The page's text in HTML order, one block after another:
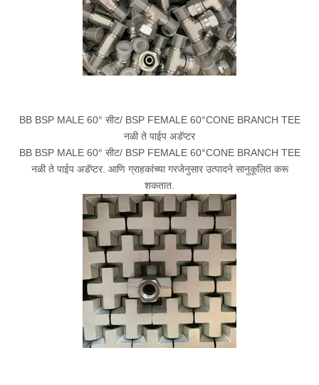
BB BSP MALE 60° सीट/ BSP FEMALE 60°CONE BRANCH TEE
नळी ते पाईप अडॅप्टर
BB BSP MALE 60° सीट/ BSP FEMALE 60°CONE BRANCH TEE
नळी ते पाईप अडॅप्टर. आणि ग्राहकांच्या गरजेनुसार उत्पादने सानुकूलित करू
शकतात.